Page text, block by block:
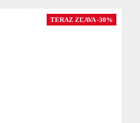
TERAZ ZĽAVA -30%